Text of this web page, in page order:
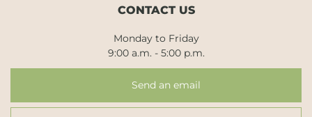
CONTACT US
Monday to Friday
9:00 a.m. - 5:00 p.m.
Send an email